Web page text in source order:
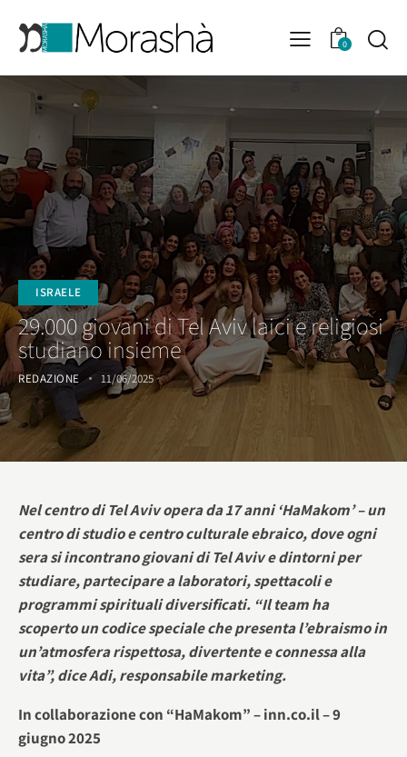
0
ISRAELE
29.000 giovani di Tel Aviv laici e religiosi
studiano insieme
REDAZIONE 11/06/2025
Nel centro di Tel Aviv opera da 17 anni ‘HaMakom’ – un
centro di studio e centro culturale ebraico, dove ogni
sera si incontrano giovani di Tel Aviv e dintorni per
studiare, partecipare a laboratori, spettacoli e
programmi spirituali diversificati. “Il team ha
scoperto un codice speciale che presenta l’ebraismo in
un’atmosfera rispettosa, divertente e connessa alla
vita”, dice Adi, responsabile marketing.
In collaborazione con “HaMakom” – inn.co.il – 9
giugno 2025